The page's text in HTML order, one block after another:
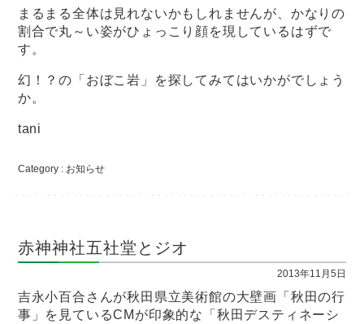
まるまる全体は見れないかもしれませんが、かなりの
割合で丸～い姿がひょっこり顔を現しているはずで
す。
幻！？の「おぼこ岩」を探してみてはいかがでしょう
か。
tani
Category : お知らせ
赤神神社五社堂とジオ
2013年11月5日
吉永小百合さんが秋田県立美術館の大壁画「秋田の行
事」を見ているCMが印象的な「秋田デスティネーシ